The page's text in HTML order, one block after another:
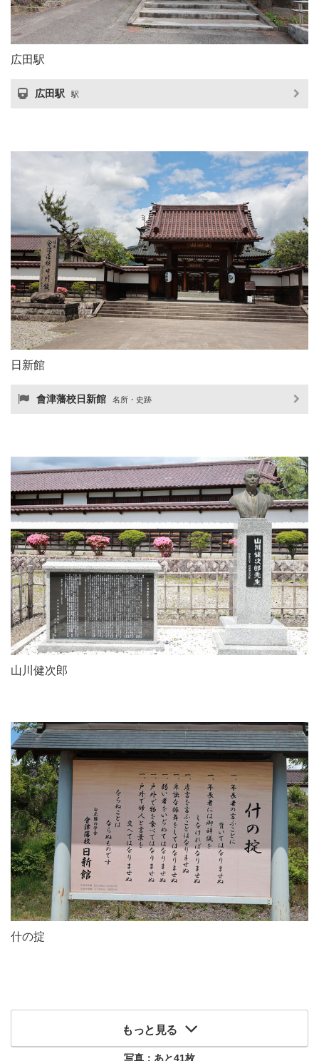
広田駅
広田駅 駅
日新館
會津藩校日新館 名所・史跡
山川健次郎
什の掟
もっと見る
写真：あと41枚